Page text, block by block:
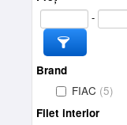
-
Brand
FIAC (5)
Filet interior